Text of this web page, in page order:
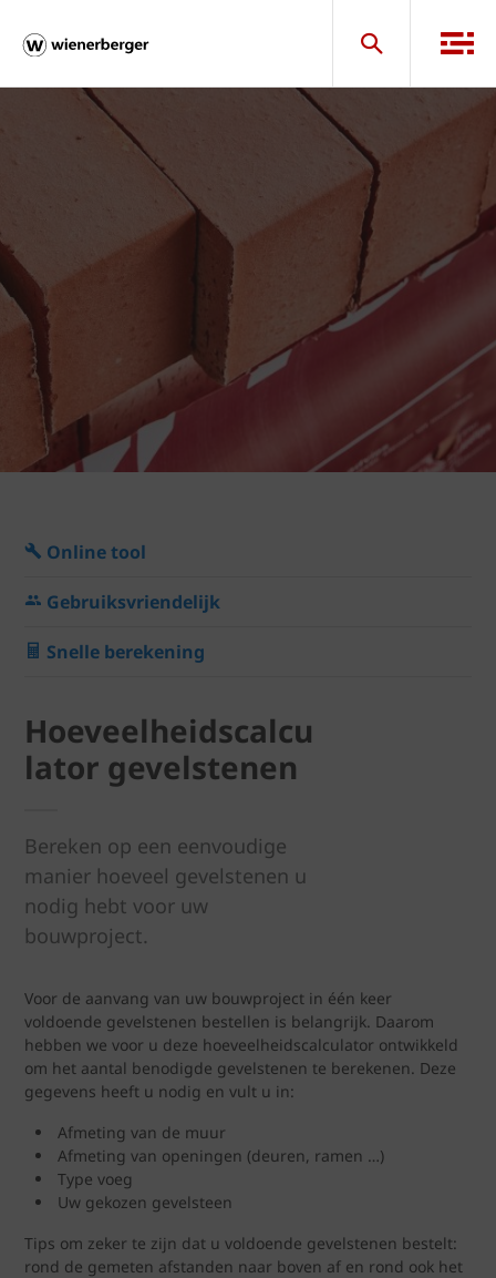
Online tool
Gebruiksvriendelijk
Snelle berekening
Hoeveelheidscalcu
lator gevelstenen
Bereken op een eenvoudige
manier hoeveel gevelstenen u
nodig hebt voor uw
bouwproject.
Voor de aanvang van uw bouwproject in één keer
voldoende gevelstenen bestellen is belangrijk. Daarom
hebben we voor u deze hoeveelheidscalculator ontwikkeld
om het aantal benodigde gevelstenen te berekenen. Deze
gegevens heeft u nodig en vult u in:
Afmeting van de muur
Afmeting van openingen (deuren, ramen …)
Type voeg
Uw gekozen gevelsteen
Tips om zeker te zijn dat u voldoende gevelstenen bestelt:
rond de gemeten afstanden naar boven af en rond ook het